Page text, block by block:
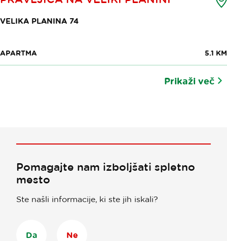
VELIKA PLANINA 74
APARTMA 5.1 KM
Prikaži več
Pomagajte nam izboljšati spletno
mesto
Ste našli informacije, ki ste jih iskali?
Da Ne